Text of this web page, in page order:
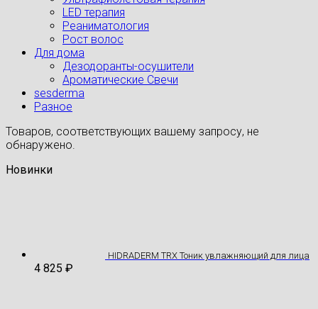
LED терапия
Реаниматология
Рост волос
Для дома
Дезодоранты-осушители
Ароматические Свечи
sesderma
Разное
Товаров, соответствующих вашему запросу, не
обнаружено.
Новинки
HIDRADERM TRX Тоник увлажняющий для лица
4 825 ₽